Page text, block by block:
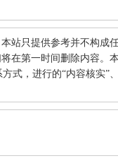
站只提供参考并不构成
在第一时间删除内容。
式，进行的“内容核实”